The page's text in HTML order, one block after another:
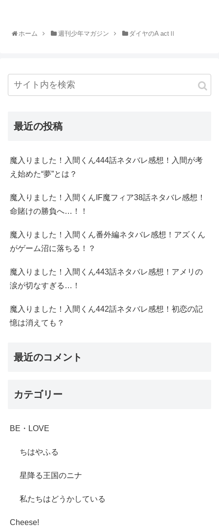
ホーム 週刊少年マガジン ダイヤのA actⅡ
最近の投稿
魔入りました！入間くん444話ネタバレ感想！入間が考
え始めた“夢”とは？
魔入りました！入間くんIF魔フィア38話ネタバレ感想！
命賭けの勝負へ…！！
魔入りました！入間くん番外編ネタバレ感想！アズくん
がゲーム沼に落ちる！？
魔入りました！入間くん443話ネタバレ感想！アメリの
涙が切なすぎる…！
魔入りました！入間くん442話ネタバレ感想！初恋の記
憶は消えても？
最近のコメント
カテゴリー
BE・LOVE
ちはやふる
星降る王国のニナ
私たちはどうかしている
Cheese!